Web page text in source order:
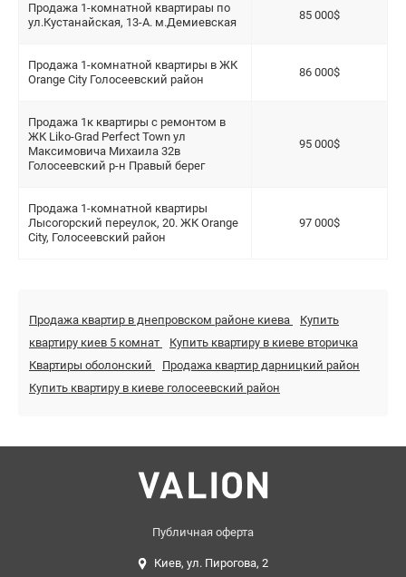
Продажа 1-комнатной квартираы по
ул.Кустанайская, 13-А. м.Демиевская
85 000$
Продажа 1-комнатной квартиры в ЖК
Orange City Голосеевский район
86 000$
Продажа 1к квартиры с ремонтом в
ЖК Liko-Grad Perfect Town ул
Максимовича Михаила 32в
Голосеевский р-н Правый берег
95 000$
Продажа 1-комнатной квартиры
Лысогорский переулок, 20. ЖК Orange
City, Голосеевский район
97 000$
Продажа квартир в днепровском районе киева
Купить
квартиру киев 5 комнат
Купить квартиру в киеве вторичка
Квартиры оболонский
Продажа квартир дарницкий район
Купить квартиру в киеве голосеевский район
Публичная оферта
Киев, ул. Пирогова, 2